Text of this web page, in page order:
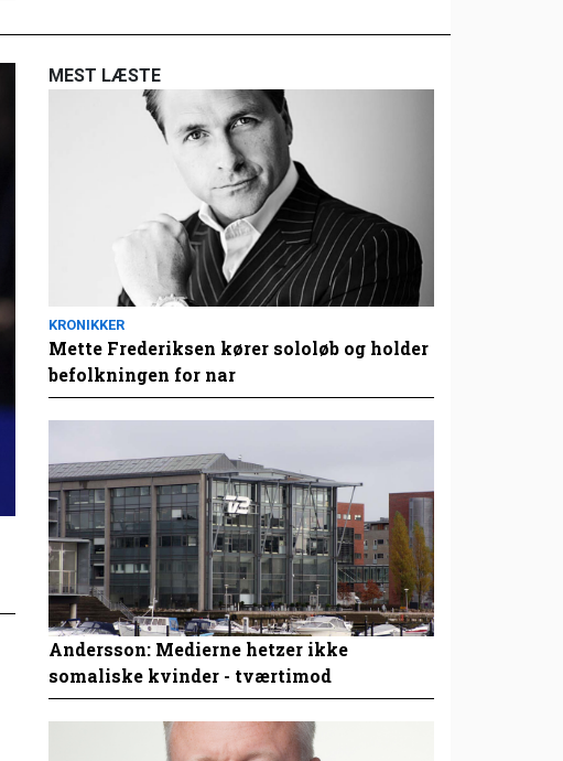
MEST LÆSTE
KRONIKKER
Mette Frederiksen kører sololøb og holder
befolkningen for nar
Andersson: Medierne hetzer ikke
somaliske kvinder - tværtimod